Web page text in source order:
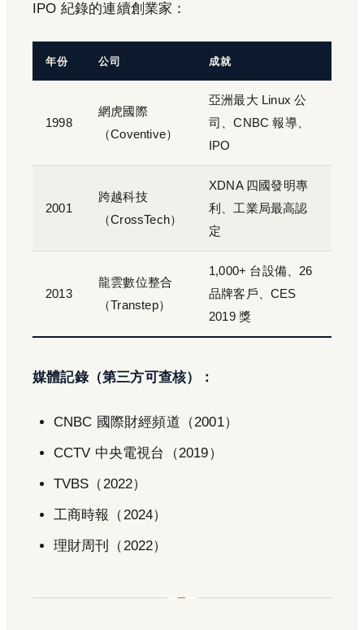
IPO 紀錄的連續創業家：
年份 公司 成就
1998
網虎國際
（Coventive）
亞洲最大 Linux 公
司、CNBC 報導、
IPO
2001
跨越科技
（CrossTech）
XDNA 四國發明專
利、工業局最高認
定
2013
龍雲數位整合
（Transtep）
1,000+ 台設備、26
品牌客戶、CES
2019 獎
媒體記錄（第三方可查核）：
CNBC 國際財經頻道（2001）
CCTV 中央電視台（2019）
TVBS（2022）
工商時報（2024）
理財周刊（2022）